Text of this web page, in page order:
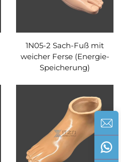
1N05-2 Sach-Fuß mit
weicher Ferse (Energie-
Speicherung)